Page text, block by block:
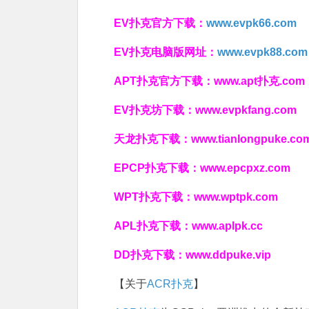
EV扑克官方下载： www.evpk66.com
EV扑克电脑版网址： www.evpk88.com
APT扑克官方下载： www.apt扑克.com
EV扑克坊下载： www.evpkfang.com
天龙扑克下载：
EPCP扑克下载： www.epcpxz.com
WPT扑克下载： www.wptpk.com
APL扑克下载： www.aplpk.cc
DD扑克下载： www.ddpuke.vip
【关于ACR扑克】